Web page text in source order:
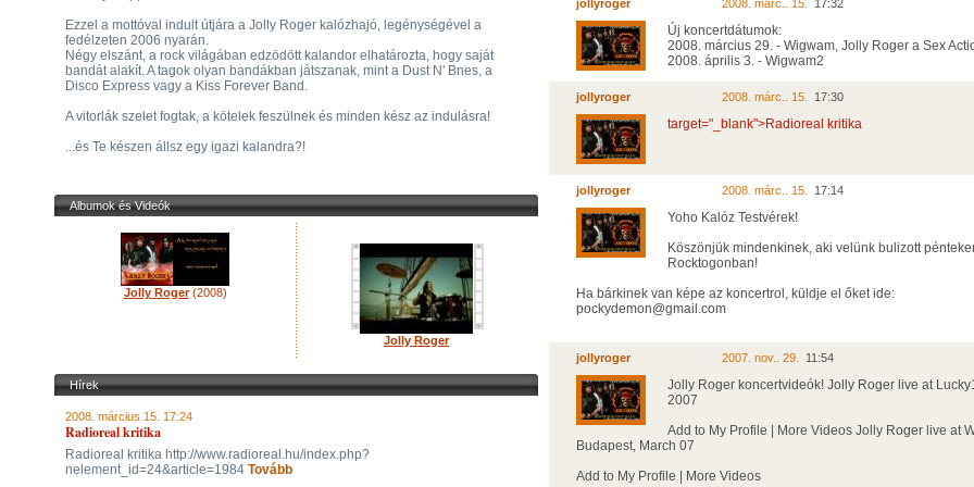
Ezzel a mottóval indult útjára a Jolly Roger kalózhajó, legénységével a
fedélzeten 2006 nyarán.
Négy elszánt, a rock világában edzödött kalandor elhatározta, hogy saját
bandát alakít. A tagok olyan bandákban játszanak, mint a Dust N' Bnes, a
Disco Express vagy a Kiss Forever Band.
A vitorlák szelet fogtak, a kötelek feszülnek és minden kész az indulásra!
...és Te készen állsz egy igazi kalandra?!
Albumok és Videók
Jolly Roger(2008)
Jolly Roger
Hírek
2008. március 15. 17:24
Radioreal kritika
Radioreal kritika http://www.radioreal.hu/index.php?
nelement_id=24&article=1984 Tovább
jollyroger 2008. márc.. 15. 17:32
Új koncertdátumok:
2008. március 29. - Wigwam, Jolly Roger a Sex
2008. április 3. - Wigwam2
jollyroger 2008. márc.. 15. 17:30
target="_blank">Radioreal kritika
jollyroger 2008. márc.. 15. 17:14
Yoho Kalóz Testvérek!
Köszönjük mindenkinek, aki velünk bulizott
Rocktogonban!
Ha bárkinek van képe az koncertrol, küldje el őket ide:
pockydemon@gmail.com
jollyroger 2007. nov.. 29. 11:54
Jolly Roger koncertvideók! Jolly Roger live at
2007
Add to My Profile | More Videos Jolly Roger live at
Budapest, March 07
Add to My Profile | More Videos